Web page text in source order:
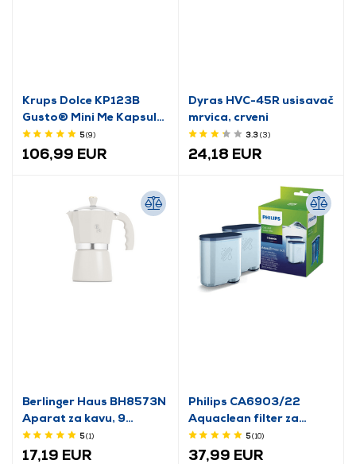
Krups Dolce KP123B
Gusto® Mini Me Kapsule
aparat za kavu
5(9)
106,99 EUR
Dyras HVC-45R usisavač
mrvica, crveni
3.3(3)
24,18 EUR
Berlinger Haus BH8573N
Aparat za kavu, 9
osoba, kremasti
5(1)
17,19 EUR
Philips CA6903/22
Aquaclean filter za
kamenac i vodu
5(10)
37,99 EUR